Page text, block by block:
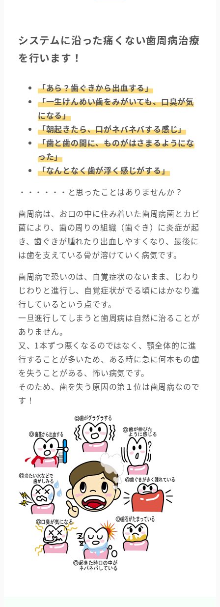
システムに沿った痛くない歯周病治療
を行います！
「あら？歯ぐきから出血する」
「一生けんめい歯をみがいても、口臭が気
になる」
「朝起きたら、口がネバネバする感じ」
「歯と歯の間に、ものがはさまるようにな
った」
「なんとなく歯が浮く感じがする」
・・・・・・と思ったことはありませんか？
歯周病は、お口の中に住み着いた歯周病菌とカビ
菌により、歯の周りの組織（歯ぐき）に炎症が起
き、歯ぐきが腫れたり出血しやすくなり、最後に
は歯を支えている骨が溶けていく病気です。
歯周病で恐いのは、自覚症状のないまま、じわり
じわりと進行し、自覚症状がでる頃にはかなり進
行しているという点です。
一旦進行してしまうと歯周病は自然に治ることが
ありません。
又、1本ずつ悪くなるのではなく、顎全体的に進
行することが多いため、ある時に急に何本もの歯
を失うことがある、怖い病気です。
そのため、歯を失う原因の第１位は歯周病なので
す！